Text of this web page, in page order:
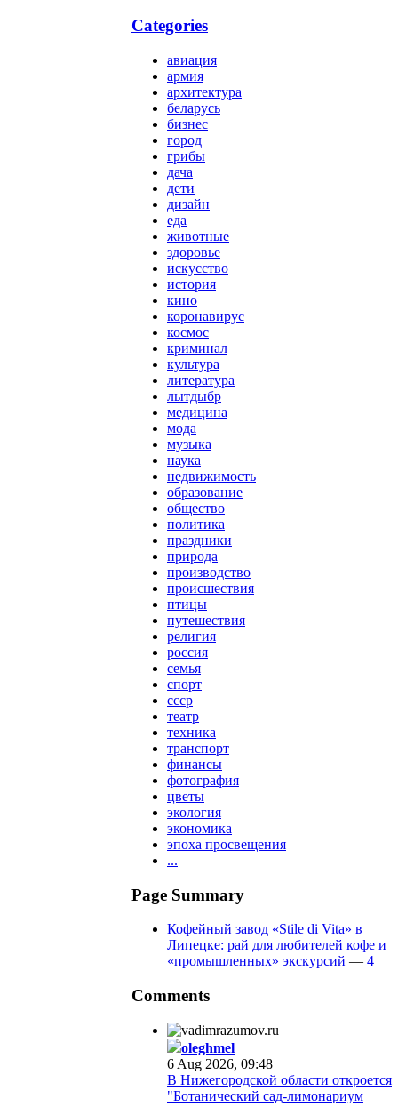
Categories
авиация
армия
архитектура
беларусь
бизнес
город
грибы
дача
дети
дизайн
еда
животные
здоровье
искусство
история
кино
коронавирус
космос
криминал
культура
литература
лытдыбр
медицина
мода
музыка
наука
недвижимость
образование
общество
политика
праздники
природа
производство
происшествия
птицы
путешествия
религия
россия
семья
спорт
ссср
театр
техника
транспорт
финансы
фотография
цветы
экология
экономика
эпоха просвещения
...
Page Summary
Кофейный завод «Stile di Vita» в
Липецке: рай для любителей кофе и
«промышленных» экскурсий — 4
Comments
oleghmel
6 Aug 2026, 09:48
В Нижегородской области откроется
"Ботанический сад-лимонариум